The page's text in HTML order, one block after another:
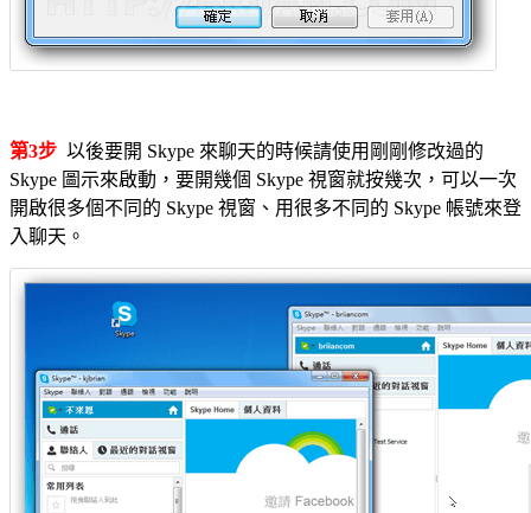
第3步 以後要開 Skype 來聊天的時候請使用剛剛修改過的
Skype 圖示來啟動，要開幾個 Skype 視窗就按幾次，可以一次
開啟很多個不同的 Skype 視窗、用很多不同的 Skype 帳號來登
入聊天。